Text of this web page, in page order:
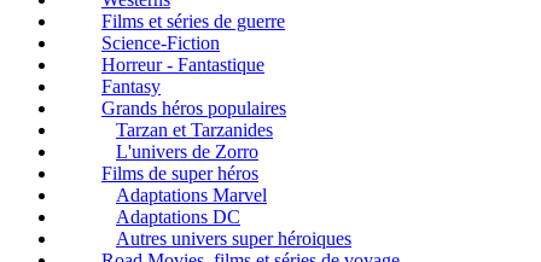
Films et séries de guerre
Science-Fiction
Horreur - Fantastique
Fantasy
Grands héros populaires
Tarzan et Tarzanides
L'univers de Zorro
Films de super héros
Adaptations Marvel
Adaptations DC
Autres univers super héroiques